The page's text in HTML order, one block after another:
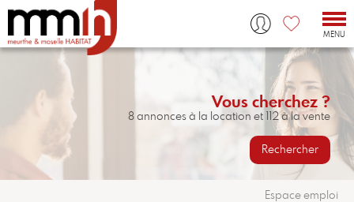
MENU
Vous cherchez ?
8 annonces à la location et 112 à la vente
Rechercher
Espace emploi